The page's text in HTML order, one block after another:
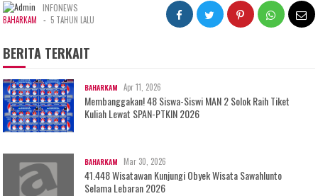
INFONEWS
BAHARKAM - 5 TAHUN LALU
BERITA TERKAIT
BAHARKAM Apr 11, 2026
Membanggakan! 48 Siswa-Siswi MAN 2 Solok Raih Tiket
Kuliah Lewat SPAN-PTKIN 2026
BAHARKAM Mar 30, 2026
41.448 Wisatawan Kunjungi Obyek Wisata Sawahlunto
Selama Lebaran 2026